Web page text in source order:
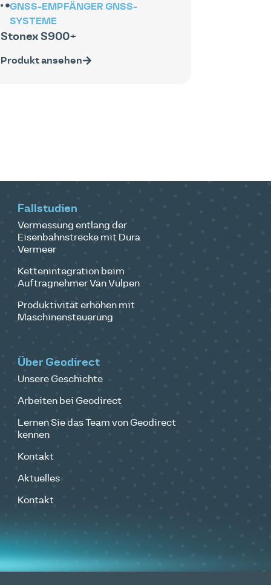
GNSS-EMPFÄNGER GNSS-
SYSTEME
Stonex S900+
Produkt ansehen
Fallstudien
Vermessung entlang der
Eisenbahnstrecke mit Dura
Vermeer
Kettenintegration beim
Auftragnehmer Van Vulpen
Produktivität erhöhen mit
Maschinensteuerung
Über Geodirect
Unsere Geschichte
Arbeiten bei Geodirect
Lernen Sie das Team von Geodirect
kennen
Kontakt
Aktuelles
Kontakt